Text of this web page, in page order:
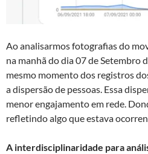
Ao analisarmos fotografias do
na manhã do dia 07 de Setembro
mesmo momento dos registros
a dispersão de pessoas. Essa
menor engajamento em rede.
refletindo algo que estava
A interdisciplinaridade para